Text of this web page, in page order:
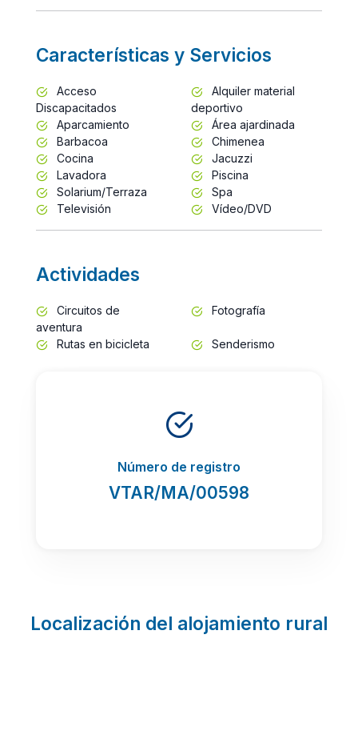
Características y Servicios
Acceso
Discapacitados
Alquiler material
deportivo
Aparcamiento
Área ajardinada
Barbacoa
Chimenea
Cocina
Jacuzzi
Lavadora
Piscina
Solarium/Terraza
Spa
Televisión
Vídeo/DVD
Actividades
Circuitos de
aventura
Fotografía
Rutas en bicicleta Senderismo
Número de registro
VTAR/MA/00598
Localización del alojamiento rural